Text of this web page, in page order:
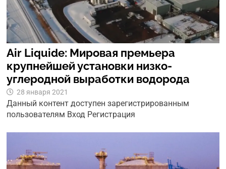
Air Liquide: Мировая премьера
крупнейшей установки низко-
углеродной выработки водорода
28 января 2021
Данный контент доступен зарегистрированным
пользователям Вход Регистрация